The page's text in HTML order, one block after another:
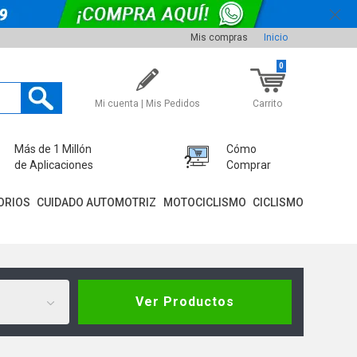
Mis compras Inicio
Mi cuenta | Mis Pedidos Carrito
0
Más de 1 Millón
de Aplicaciones
Cómo
Comprar
CUIDADO AUTOMOTRIZ MOTOCICLISMO CICLISMO
Ver Productos